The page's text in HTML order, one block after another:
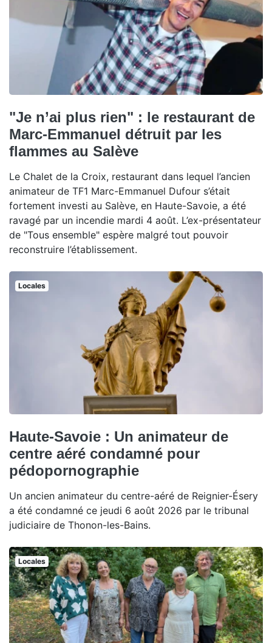
"Je n’ai plus rien" : le restaurant de
Marc-Emmanuel détruit par les
flammes au Salève
Le Chalet de la Croix, restaurant dans lequel l’ancien
animateur de TF1 Marc-Emmanuel Dufour s’était
fortement investi au Salève, en Haute-Savoie, a été
ravagé par un incendie mardi 4 août. L’ex-présentateur
de "Tous ensemble" espère malgré tout pouvoir
reconstruire l’établissement.
Locales
Haute-Savoie : Un animateur de
centre aéré condamné pour
pédopornographie
Un ancien animateur du centre-aéré de Reignier-Ésery
a été condamné ce jeudi 6 août 2026 par le tribunal
judiciaire de Thonon-les-Bains.
Locales